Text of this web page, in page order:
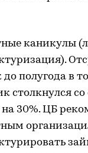
каникулы
до полугода в
столкнулся
30%. ЦБ